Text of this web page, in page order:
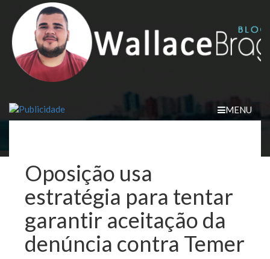
content
MENU
Oposição usa
estratégia para tentar
garantir aceitação da
denúncia contra Temer